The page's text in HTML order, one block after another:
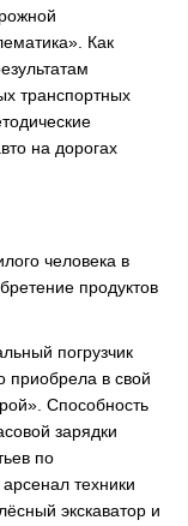
Как
транспортных
на дорогах
человека в
продуктов
погрузчик
приобрела в свой
Способность
зарядки
по
техники
экскаватор и